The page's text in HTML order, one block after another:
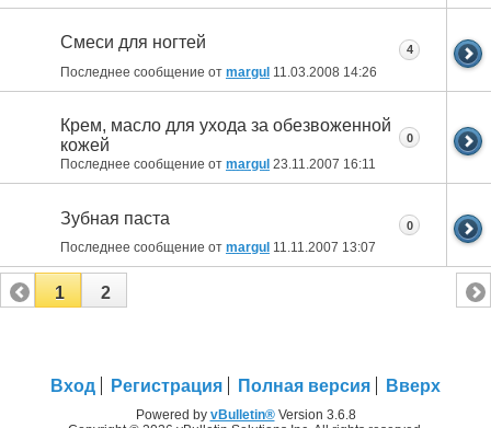
Смеси для ногтей
Последнее сообщение от margul 11.03.2008 14:26
4
Крем, масло для ухода за обезвоженной
кожей
Последнее сообщение от margul 23.11.2007 16:11
0
Зубная паста
Последнее сообщение от margul 11.11.2007 13:07
0
1 2
Вход Регистрация Полная версия Вверх
Powered by vBulletin®Version 3.6.8